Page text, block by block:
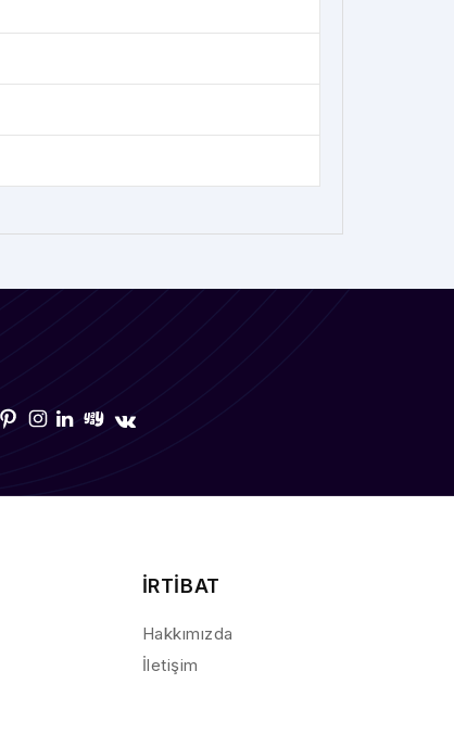
İRTİBAT
Hakkımızda
İletişim